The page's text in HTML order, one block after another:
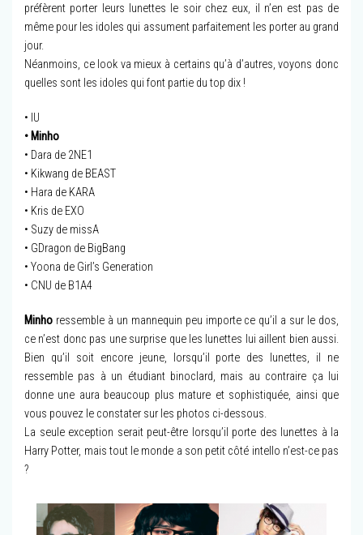
préfèrent porter leurs lunettes le soir chez eux, il n’en est pas de
même pour les idoles qui assument parfaitement les porter au grand
jour.
Néanmoins, ce look va mieux à certains qu’à d’autres, voyons donc
quelles sont les idoles qui font partie du top dix !
• IU
• Minho
• Dara de 2NE1
• Kikwang de BEAST
• Hara de KARA
• Kris de EXO
• Suzy de missA
• GDragon de BigBang
• Yoona de Girl’s Generation
• CNU de B1A4
Minho ressemble à un mannequin peu importe ce qu’il a sur le dos,
ce n’est donc pas une surprise que les lunettes lui aillent bien aussi.
Bien qu’il soit encore jeune, lorsqu’il porte des lunettes, il ne
ressemble pas à un étudiant binoclard, mais au contraire ça lui
donne une aura beaucoup plus mature et sophistiquée, ainsi que
vous pouvez le constater sur les photos ci-dessous.
La seule exception serait peut-être lorsqu’il porte des lunettes à la
Harry Potter, mais tout le monde a son petit côté intello n’est-ce pas
?